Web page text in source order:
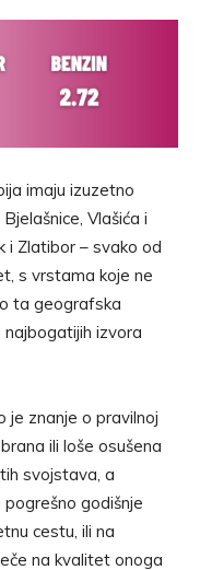
imaju izuzetno
Vlašića i
i Zlatibor – svako od
s vrstama koje ne
ta geografska
najbogatijih izvora
je znanje o pravilnoj
ili loše osušena
svojstava, a
godišnje
cestu, ili na
na kvalitet onoga